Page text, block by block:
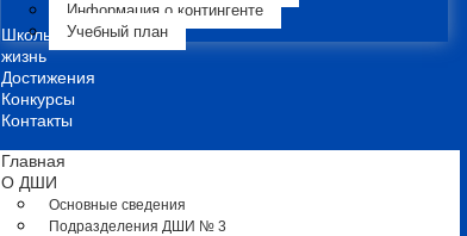
Информация о контингенте
Учебный план
Школьная
жизнь
Достижения
Конкурсы
Контакты
Главная
О ДШИ
Основные сведения
Подразделения ДШИ № 3